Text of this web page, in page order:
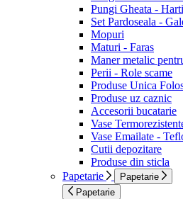
Pungi Gheata -
Set Pardoseala -
Mopuri
Maturi - Faras
Maner metalic
Perii - Role scame
Produse Unica
Produse uz caznic
Accesorii bucatarie
Vase
Vase Emailate -
Cutii depozitare
Produse din sticla
Papetarie
Papetarie
Papetarie